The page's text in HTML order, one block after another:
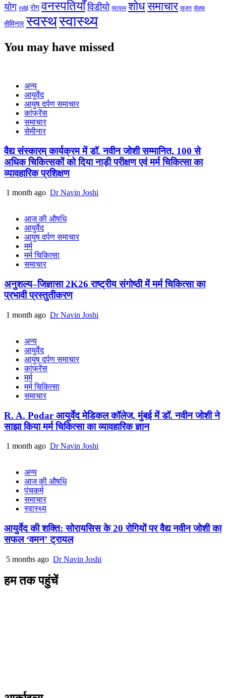
योग रसोई रोग वनस्पतियाँविडीयो व्यायाम शोधसमाचार सूजन सेक्स
सेमिनार स्वस्थस्वास्थ्य
You may have missed
अन्य
आयुर्वेद
आयुष दर्पण समाचार
कांफ्रेंस
समाचार
सेमीनार
वैद्य संस्कारम् कार्यक्रम में डॉ. नवीन जोशी सम्मानित, 100 से
अधिक चिकित्सकों को दिया नाड़ी परीक्षण एवं मर्म चिकित्सा का
व्यावहारिक प्रशिक्षण
1 month ago Dr Navin Joshi
आज की औषधि
आयुर्वेद
आयुष दर्पण समाचार
मर्म
मर्म चिकित्सा
समाचार
अनुशल्य–जिज्ञासा 2K26 राष्ट्रीय संगोष्ठी में मर्म चिकित्सा का
प्रभावी प्रस्तुतीकरण
1 month ago Dr Navin Joshi
अन्य
आयुर्वेद
आयुष दर्पण समाचार
कांफ्रेंस
मर्म
मर्म चिकित्सा
समाचार
R. A. Podar आयुर्वेद मेडिकल कॉलेज, मुंबई में डॉ. नवीन जोशी ने
साझा किया मर्म चिकित्सा का व्यावहारिक ज्ञान
1 month ago Dr Navin Joshi
अन्य
आज की औषधि
पंचकर्म
समाचार
स्वास्थ्य
आयुर्वेद की शक्ति: सोरायसिस के 20 रोगियों पर वैद्य नवीन जोशी का
सफल ‘वमन’ ट्रायल
5 months ago Dr Navin Joshi
हम तक पहुंचें